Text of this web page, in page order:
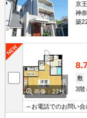
京
神
築
画像：23枚
敷
3階
～お電話でのお問い